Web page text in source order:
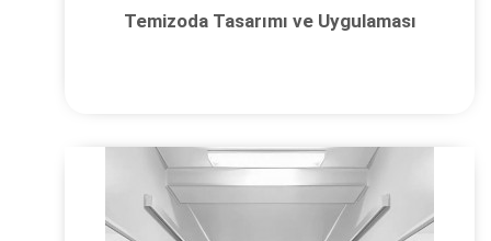
Temizoda Tasarımı ve Uygulaması